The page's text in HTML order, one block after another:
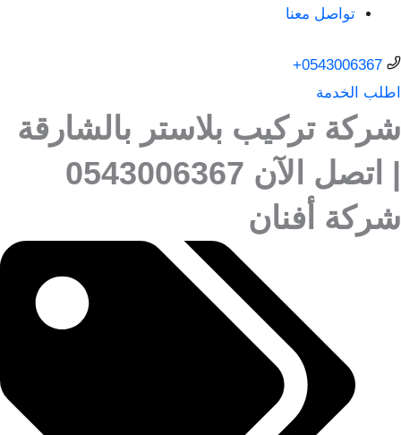
تواصل معنا
0543006367+
اطلب الخدمة
شركة تركيب بلاستر بالشارقة
| اتصل الآن 0543006367
شركة أفنان